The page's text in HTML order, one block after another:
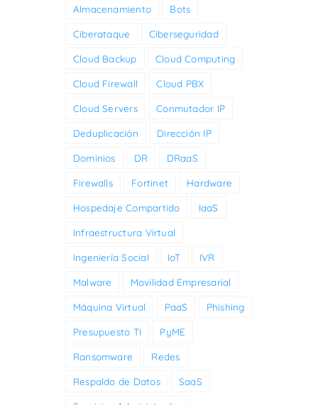
Almacenamiento Bots
Ciberataque Ciberseguridad
Cloud Backup Cloud Computing
Cloud Firewall Cloud PBX
Cloud Servers Conmutador IP
Deduplicación Dirección IP
Dominios DR DRaaS
Firewalls Fortinet Hardware
Hospedaje Compartido IaaS
Infraestructura Virtual
Ingeniería Social IoT IVR
Malware Movilidad Empresarial
Máquina Virtual PaaS Phishing
Presupuesto TI PyME
Ransomware Redes
Respaldo de Datos SaaS